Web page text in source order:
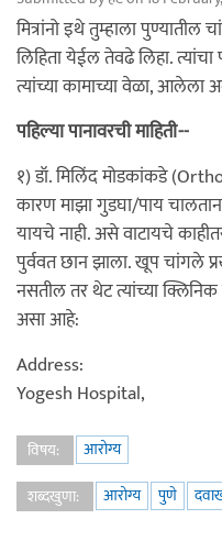
मित्रांनो इथे तुम्हाला पुण्यातील
लिहिता येईल तेवढे लिहा. त्यांचा
त्यांच्या कामाच्या वेळा, आलेला
पहिल्या पानावरची माहिती--
१) डॉ. मिलिंद मोडकांकडे
कारण माझा गुडघा/पाय
यायचे नाही. असे वाटायचे
पुर्ववत छान झाला. खूप चांगले
नसतील तर थेट त्यांच्या
असा आहे:
Address:
Yogesh Hospital,
विषय:
आरोग्य
शब्दखुणा:
आरोग्य पुणे